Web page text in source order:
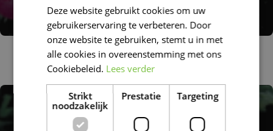
Grootbloemige roos
Rosa 'Colbert'
Deze website gebruikt cookies om uw
gebruikerservaring te verbeteren. Door
onze website te gebruiken, stemt u in met
alle cookies in overeenstemming met ons
Cookiebeleid. Lees verder
Strikt
noodzakelijk
Prestatie Targeting